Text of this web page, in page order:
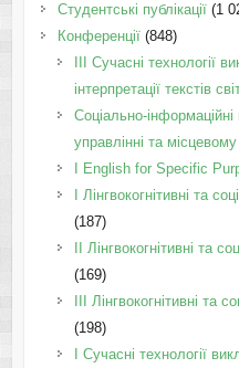
Студентські публікації(1
Конференції(848)
III Сучасні технології
інтерпретації текстів
Соціально-
управлінні та
І English for Specific
I Лінгвокогнітивні та
(187)
IІ Лінгвокогнітивні та
(169)
IІI Лінгвокогнітивні та
(198)
I Cучасні технології